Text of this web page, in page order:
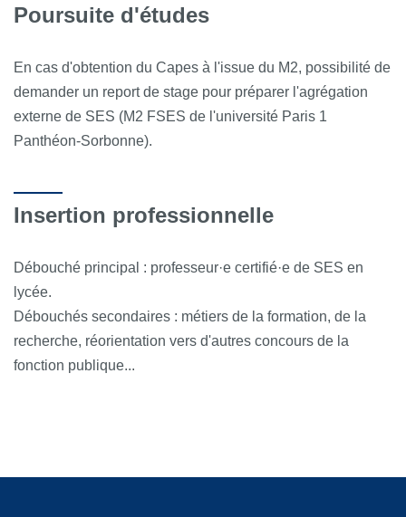
Poursuite d'études
En cas d'obtention du Capes à l'issue du M2, possibilité de
demander un report de stage pour préparer l'agrégation
externe de SES (M2 FSES de l'université Paris 1
Panthéon-Sorbonne).
Insertion professionnelle
Débouché principal : professeur·e certifié·e de SES en
lycée.
Débouchés secondaires : métiers de la formation, de la
recherche, réorientation vers d'autres concours de la
fonction publique...